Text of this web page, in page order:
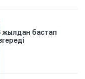
жылдан бастап